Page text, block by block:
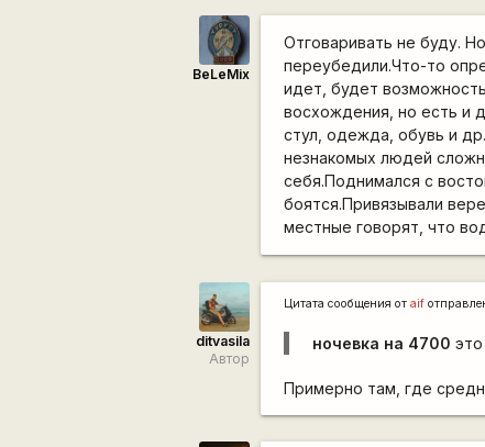
BeLeMix
Отговаривать не буду.
переубедили.Что-то
идет, будет
восхождения, но есть и
стул, одежда, обувь и
незнакомых людей
себя.Поднимался с
боятся.Привязывали
местные говорят, что
ditvasila
Автор
Цитата сообщения отaif
ночевка на 4700
Примерно там, где